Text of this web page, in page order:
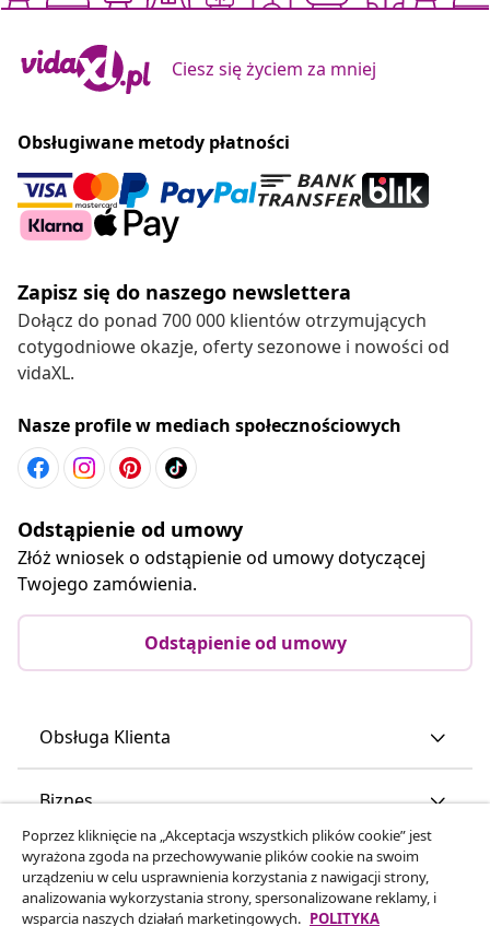
Ciesz się życiem za mniej
Obsługiwane metody płatności
Zapisz się do naszego newslettera
Dołącz do ponad 700 000 klientów otrzymujących
cotygodniowe okazje, oferty sezonowe i nowości od
vidaXL.
Nasze profile w mediach społecznościowych
Odstąpienie od umowy
Złóż wniosek o odstąpienie od umowy dotyczącej
Twojego zamówienia.
Odstąpienie od umowy
Obsługa Klienta
Biznes
vidaXL
Poprzez kliknięcie na „Akceptacja wszystkich plików cookie” jest
wyrażona zgoda na przechowywanie plików cookie na swoim
urządzeniu w celu usprawnienia korzystania z nawigacji strony,
analizowania wykorzystania strony, spersonalizowane reklamy, i
wsparcia naszych działań marketingowych. POLITYKA